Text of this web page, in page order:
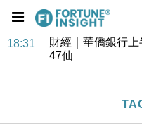
18:31
財經｜華僑銀行
47仙
17:33
財經｜滙豐上調
及消費表現
16:47
本地｜假冒內地